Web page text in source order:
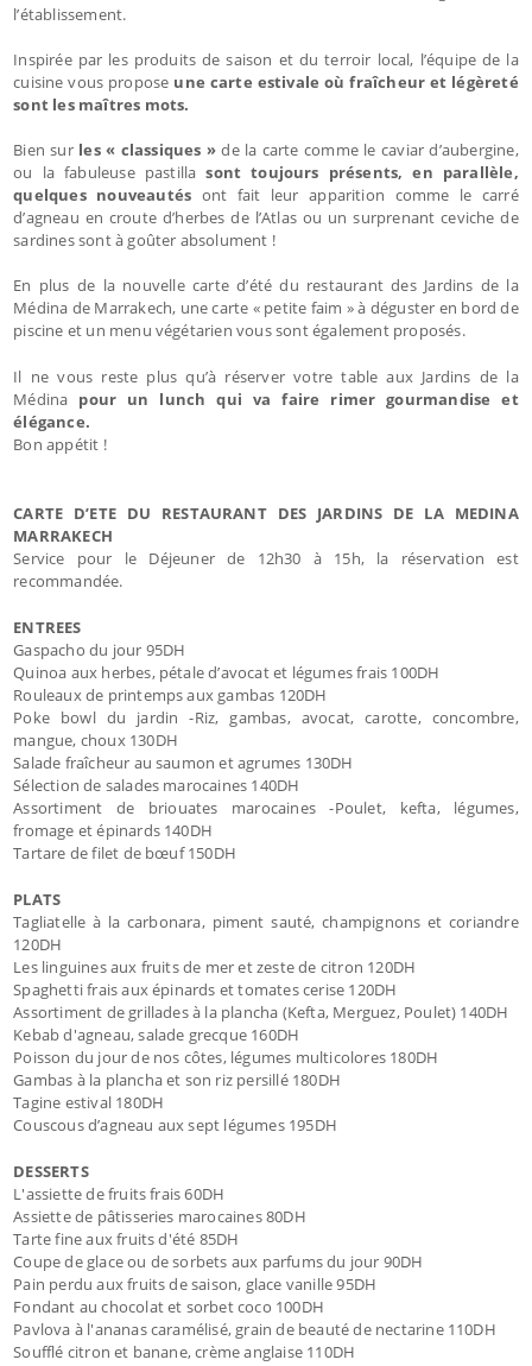
l’établissement.
Inspirée par les produits de saison et du terroir local, l’équipe de la
cuisine vous propose une carte estivale où fraîcheur et légèreté
sont les maîtres mots.
Bien surles « classiques »de la carte comme le caviar d’aubergine,
ou la fabuleuse pastillasont toujours présents, en parallèle,
quelques nouveautés ont fait leur apparition comme le carré
d’agneau en croute d’herbes de l’Atlas ou un surprenant ceviche de
sardines sont à goûter absolument !
En plus de la nouvelle carte d’été du restaurant des Jardins de la
Médina de Marrakech, une carte « petite faim » à déguster en bord de
piscine et un menu végétarien vous sont également proposés.
Il ne vous reste plus qu’à réserver votre table aux Jardins de la
Médina pour un lunch qui va faire rimer gourmandise et
élégance.
Bon appétit !
CARTE D’ETE DU RESTAURANT DES JARDINS DE LA MEDINA
MARRAKECH
Service pour le Déjeuner de 12h30 à 15h, la réservation est
recommandée.
ENTREES
Gaspacho du jour 95DH
Quinoa aux herbes, pétale d’avocat et légumes frais 100DH
Rouleaux de printemps aux gambas 120DH
Poke bowl du jardin -Riz, gambas, avocat, carotte, concombre,
mangue, choux 130DH
Salade fraîcheur au saumon et agrumes 130DH
Sélection de salades marocaines 140DH
Assortiment de briouates marocaines -Poulet, kefta, légumes,
fromage et épinards 140DH
Tartare de filet de bœuf 150DH
PLATS
Tagliatelle à la carbonara, piment sauté, champignons et coriandre
120DH
Les linguines aux fruits de mer et zeste de citron 120DH
Spaghetti frais aux épinards et tomates cerise 120DH
Assortiment de grillades à la plancha (Kefta, Merguez, Poulet) 140DH
Kebab d'agneau, salade grecque 160DH
Poisson du jour de nos côtes, légumes multicolores 180DH
Gambas à la plancha et son riz persillé 180DH
Tagine estival 180DH
Couscous d’agneau aux sept légumes 195DH
DESSERTS
L'assiette de fruits frais 60DH
Assiette de pâtisseries marocaines 80DH
Tarte fine aux fruits d'été 85DH
Coupe de glace ou de sorbets aux parfums du jour 90DH
Pain perdu aux fruits de saison, glace vanille 95DH
Fondant au chocolat et sorbet coco 100DH
Pavlova à l'ananas caramélisé, grain de beauté de nectarine 110DH
Soufflé citron et banane, crème anglaise 110DH